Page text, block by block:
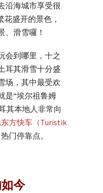
沿海城市享受很
盛开的景色，
、滑雪囉！
会到哪里，十之
耳其滑雪十分盛
场，其中最受欢
是“埃尔祖鲁姆
其本地人非常向
方快车（Turistik
门停靠点。
今